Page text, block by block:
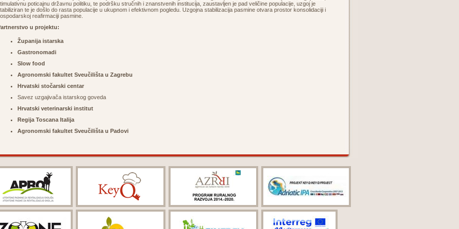
poticajnu državnu politiku, te podršku stručnih i znanstvenih institucija, zaustavljen je pad veličine populacije, uzgoj je
te je došlo do rasta populacije u ukupnom i efektivnom pogledu. Uzgojna stabilizacija pasmine otvara prostor konsolidaciji i
reafirmaciji pasmine.
u projektu:
Županija istarska
Gastronomadi
Slow food
Agronomski fakultet Sveučilišta u Zagrebu
Hrvatski stočarski centar
Savez uzgajivača istarskog goveda
Hrvatski veterinarski institut
Regija Toscana Italija
Agronomski fakultet Sveučilišta u Padovi